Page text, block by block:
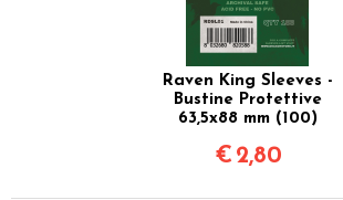
Raven King Sleeves -
Bustine Protettive
63,5x88 mm (100)
€ 2,80